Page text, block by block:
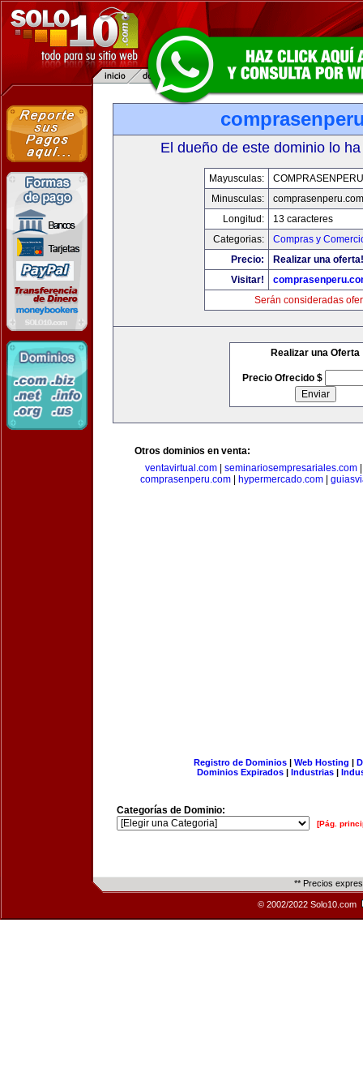
El dueño de este dominio lo
Mayusculas:
Minusculas:
comprasenperu.com
Longitud:
13 caracteres
Categorias:
Compras y
Precio:
Realizar una oferta!
Visitar!
Serán consideradas
Realizar una Oferta
Precio Ofrecido $
Otros dominios en venta:
ventavirtual.com
seminariosempresariales.com
comprasenperu.com
hypermercado.com
Registro de Dominios| Web Hosting |
Dominios Expirados | Industrias |
Categorías de Dominio:
[Pág.
** Precios
© 2002/2022 Solo10.com